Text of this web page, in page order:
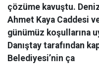
çözüme kavuştu.
Ahmet Kaya Caddesi
günümüz koşullarına
Danıştay tarafından
Belediyesi’nin ça